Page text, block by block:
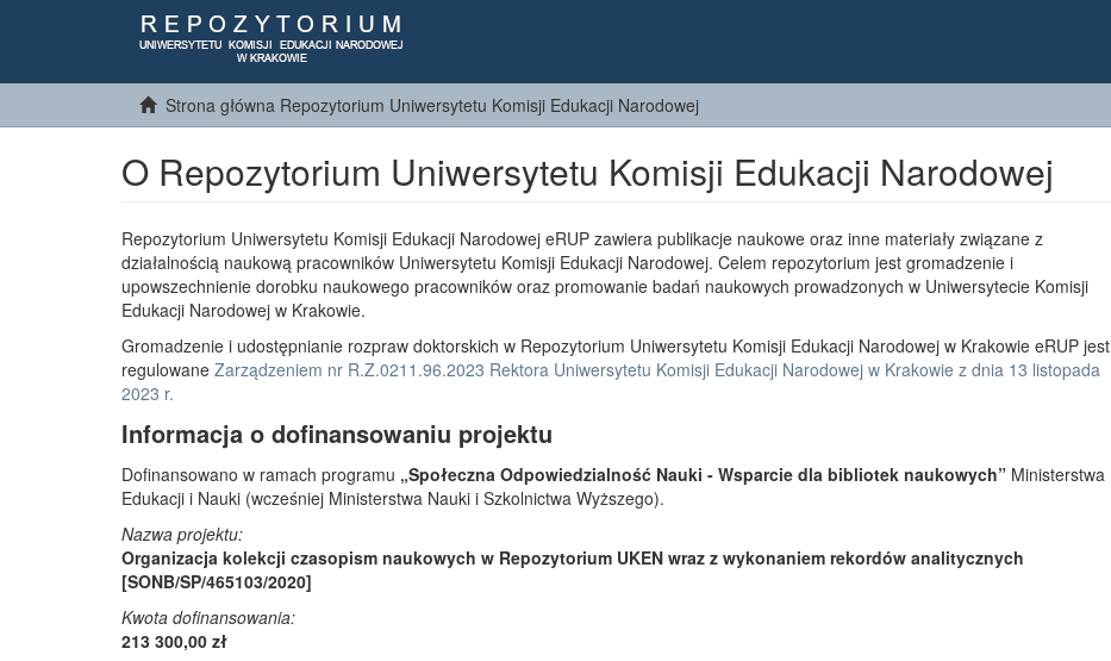
Strona główna Repozytorium Uniwersytetu Komisji Edukacji Narodowej
O Repozytorium Uniwersytetu Komisji Edukacji Narodowej
Repozytorium Uniwersytetu Komisji Edukacji Narodowej eRUP zawiera publikacje naukowe oraz inne materiały związane z
działalnością naukową pracowników Uniwersytetu Komisji Edukacji Narodowej. Celem repozytorium jest gromadzenie i
upowszechnienie dorobku naukowego pracowników oraz promowanie badań naukowych prowadzonych w Uniwersytecie Komisji
Edukacji Narodowej w Krakowie.
Gromadzenie i udostępnianie rozpraw doktorskich w Repozytorium Uniwersytetu Komisji Edukacji Narodowej w Krakowie eRUP jest
regulowane Zarządzeniem nr R.Z.0211.96.2023 Rektora Uniwersytetu Komisji Edukacji Narodowej w Krakowie z dnia 13 listopada
2023 r.
Informacja o dofinansowaniu projektu
Dofinansowano w ramach programu „Społeczna Odpowiedzialność Nauki - Wsparcie dla bibliotek naukowych” Ministerstwa
Edukacji i Nauki (wcześniej Ministerstwa Nauki i Szkolnictwa Wyższego).
Nazwa projektu:
Organizacja kolekcji czasopism naukowych w Repozytorium UKEN wraz z wykonaniem rekordów analitycznych
[SONB/SP/465103/2020]
Kwota dofinansowania:
213 300,00 zł